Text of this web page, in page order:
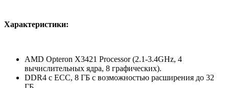
Характеристики:
AMD Opteron X3421 Processor (2.1-3.4GHz, 4
вычислительных ядра, 8 графических).
DDR4 с ECC, 8 ГБ с возможностью расширения до 32